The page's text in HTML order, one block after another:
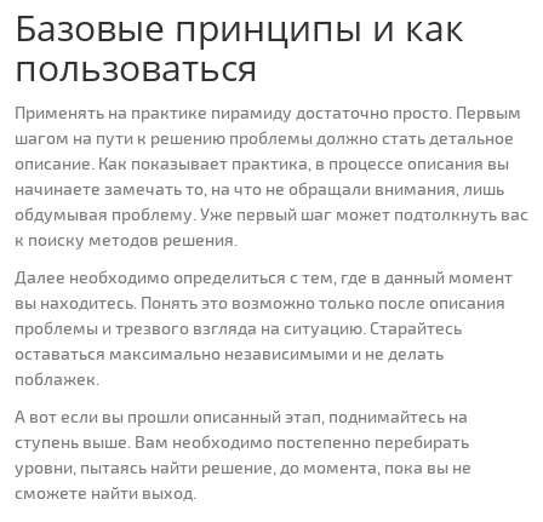
Базовые принципы и как
пользоваться
Применять на практике пирамиду достаточно просто. Первым
шагом на пути к решению проблемы должно стать детальное
описание. Как показывает практика, в процессе описания вы
начинаете замечать то, на что не обращали внимания, лишь
обдумывая проблему. Уже первый шаг может подтолкнуть вас
к поиску методов решения.
Далее необходимо определиться с тем, где в данный момент
вы находитесь. Понять это возможно только после описания
проблемы и трезвого взгляда на ситуацию. Старайтесь
оставаться максимально независимыми и не делать
поблажек.
А вот если вы прошли описанный этап, поднимайтесь на
ступень выше. Вам необходимо постепенно перебирать
уровни, пытаясь найти решение, до момента, пока вы не
сможете найти выход.